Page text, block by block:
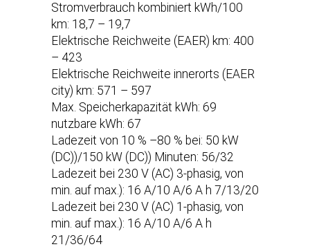
Stromverbrauch kombiniert kWh/100
km: 18,7 – 19,7
Elektrische Reichweite (EAER) km: 400
– 423
Elektrische Reichweite innerorts (EAER
city) km: 571 – 597
Max. Speicherkapazität kWh: 69
nutzbare kWh: 67
Ladezeit von 10 % –80 % bei: 50 kW
(DC))/150 kW (DC)) Minuten: 56/32
Ladezeit bei 230 V (AC) 3-phasig, von
min. auf max.): 16 A/10 A/6 A h 7/13/20
Ladezeit bei 230 V (AC) 1-phasig, von
min. auf max.): 16 A/10 A/6 A h
21/36/64